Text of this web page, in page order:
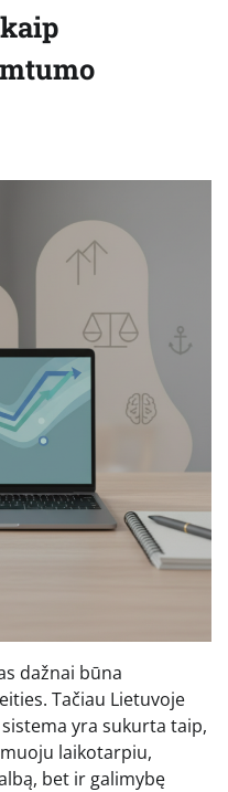
dažnai būna
Tačiau Lietuvoje
yra sukurta taip,
laikotarpiu,
bet ir galimybę